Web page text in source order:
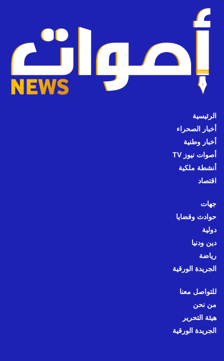
الرئيسية
أخبار الصحراء
أخبار وطنية
أصوات نيوز TV
أنشطة ملكية
اقتصاد
جهات
حوادث وقضايا
دولية
دين ودنيا
رياضة
الجريدة الورقية
للتواصل معنا
من نحن
هيئة التحرير
الجريدة الورقية